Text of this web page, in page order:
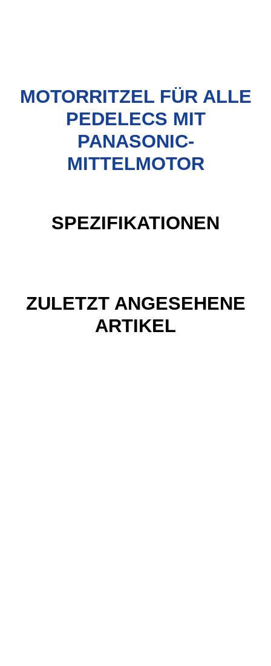
MOTORRITZEL FÜR ALLE
PEDELECS MIT
PANASONIC-
MITTELMOTOR
SPEZIFIKATIONEN
ZULETZT ANGESEHENE
ARTIKEL